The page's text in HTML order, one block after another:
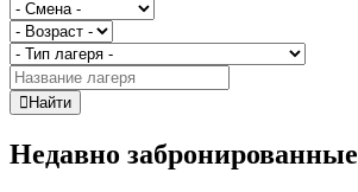
Найти
Недавно забронированные